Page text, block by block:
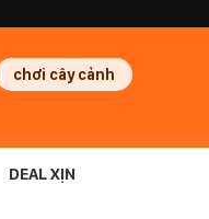
chơi cây cảnh
DEAL XỊN